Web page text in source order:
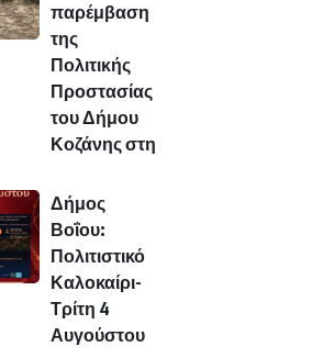
παρέμβαση
της
Πολιτικής
Προστασίας
του Δήμου
Κοζάνης στη
Δήμος
Βοΐου:
Πολιτιστικό
Καλοκαίρι-
Τρίτη 4
Αυγούστου